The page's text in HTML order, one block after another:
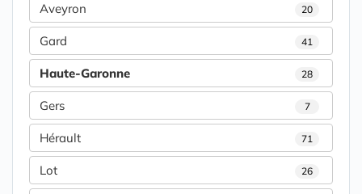
Aveyron 20
Gard 41
Haute-Garonne 28
Gers 7
Hérault 71
Lot 26